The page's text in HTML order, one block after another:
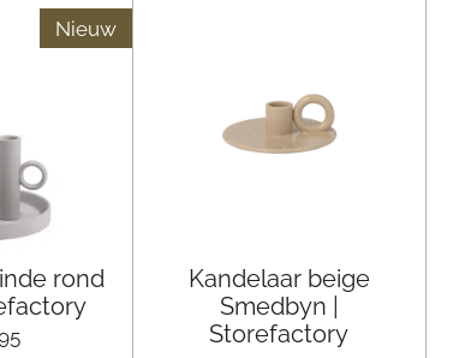
Nieuw
rond
Kandelaar beige
Smedbyn |
Storefactory